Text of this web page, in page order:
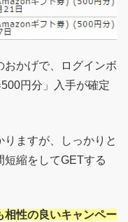
かげで、ログインボ
円分」入手が確定
ますが、しっかりと
短縮をしてGETする
相性の良いキャンペー